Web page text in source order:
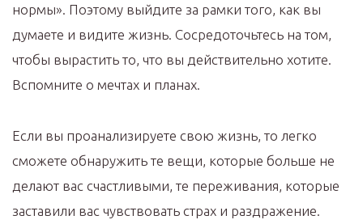
нормы». Поэтому выйдите за рамки того, как вы
думаете и видите жизнь. Сосредоточьтесь на том,
чтобы вырастить то, что вы действительно хотите.
Вспомните о мечтах и планах.
Если вы проанализируете свою жизнь, то легко
сможете обнаружить те вещи, которые больше не
делают вас счастливыми, те переживания, которые
заставили вас чувствовать страх и раздражение.